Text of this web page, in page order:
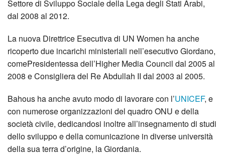
Settore di Sviluppo Sociale della Lega degli Stati Arabi,
dal 2008 al 2012.
La nuova Direttrice Esecutiva di UN Women ha anche
ricoperto due incarichi ministeriali nell’esecutivo Giordano,
comePresidentessa dell’Higher Media Council dal 2005 al
2008 e Consigliera del Re Abdullah II dal 2003 al 2005.
Bahous ha anche avuto modo di lavorare con l’UNICEF, e
con numerose organizzazioni del quadro ONU e della
società civile, dedicandosi inoltre all’insegnamento di studi
dello sviluppo e della comunicazione in diverse università
della sua terra d’origine, la Giordania.